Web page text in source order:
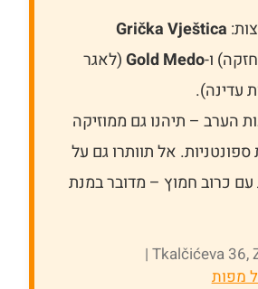
Grička Vještica
ו-Gold Medo(לאגר
עדינה).
הערב – תיהנו גם ממוזיקה
אל תוותרו גם על
עם כרוב חמוץ – מדובר במנת
מפות